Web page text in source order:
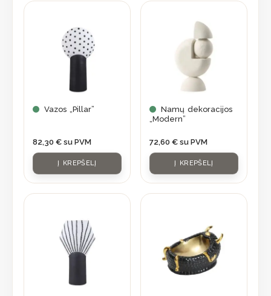
Vazos „Pillar”
82,30 € su PVM
Į KREPŠELĮ
Namų dekoracijos
„Modern”
72,60 € su PVM
Į KREPŠELĮ